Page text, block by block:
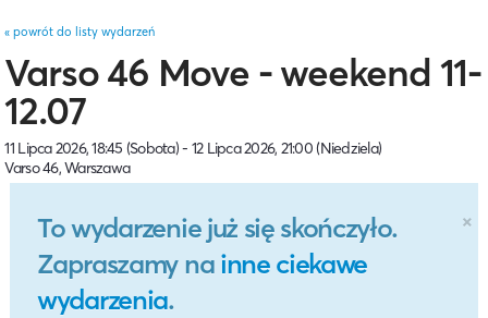
« powrót do listy wydarzeń
Varso 46 Move - weekend 11-
12.07
11 Lipca 2026, 18:45 (Sobota) - 12 Lipca 2026, 21:00 (Niedziela)
Varso 46, Warszawa
×
To wydarzenie już się skończyło.
Zapraszamy na inne ciekawe
wydarzenia.